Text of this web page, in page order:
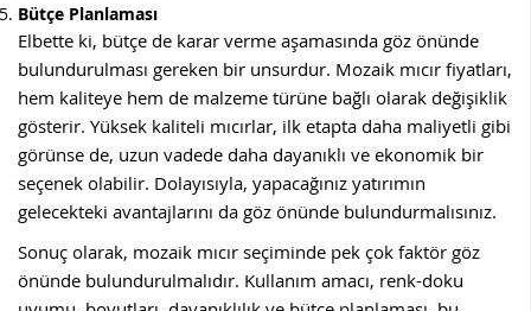
Bütçe Planlaması
Elbette ki, bütçe de karar verme aşamasında göz önünde
bulundurulması gereken bir unsurdur. Mozaik mıcır fiyatları,
hem kaliteye hem de malzeme türüne bağlı olarak değişiklik
gösterir. Yüksek kaliteli mıcırlar, ilk etapta daha maliyetli gibi
görünse de, uzun vadede daha dayanıklı ve ekonomik bir
seçenek olabilir. Dolayısıyla, yapacağınız yatırımın
gelecekteki avantajlarını da göz önünde bulundurmalısınız.
Sonuç olarak, mozaik mıcır seçiminde pek çok faktör göz
önünde bulundurulmalıdır. Kullanım amacı, renk-doku